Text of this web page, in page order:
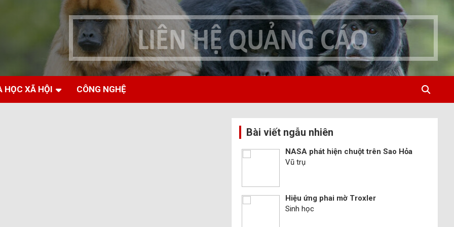
HỌC XÃ HỘI CÔNG NGHỆ
Bài viết ngẫu nhiên
NASA phát hiện chuột trên Sao Hỏa
Vũ trụ
Hiệu ứng phai mờ Troxler
Sinh học